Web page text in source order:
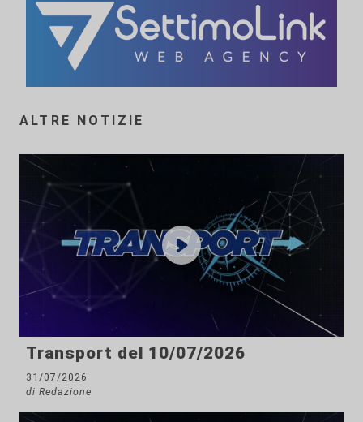
ALTRE NOTIZIE
Transport del 10/07/2026
31/07/2026
di Redazione